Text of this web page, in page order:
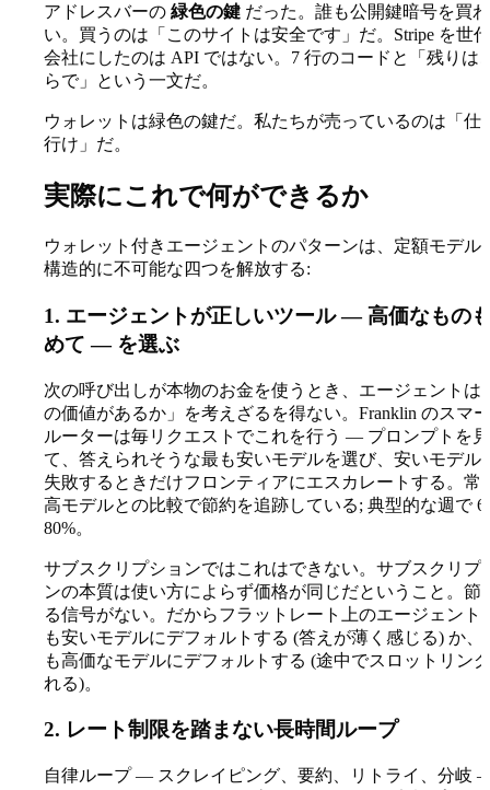
アドレスバーの 緑色の鍵 だった。誰も公開鍵暗号を買
い。買うのは「このサイトは安全です」だ。Stripe を世
会社にしたのは API ではない。7 行のコードと「残りは
らで」という一文だ。
ウォレットは緑色の鍵だ。私たちが売っているのは「仕
行け」だ。
実際にこれで何ができるか
ウォレット付きエージェントのパターンは、定額モデル
構造的に不可能な四つを解放する:
1. エージェントが正しいツール — 高価なもの
めて — を選ぶ
次の呼び出しが本物のお金を使うとき、エージェントは
の価値があるか」を考えざるを得ない。Franklin のスマ
ルーターは毎リクエストでこれを行う — プロンプトを見
て、答えられそうな最も安いモデルを選び、安いモデル
失敗するときだけフロンティアにエスカレートする。常
高モデルとの比較で節約を追跡している; 典型的な週で
80%。
サブスクリプションではこれはできない。サブスクリプ
ンの本質は使い方によらず価格が同じだということ。節
る信号がない。だからフラットレート上のエージェント
も安いモデルにデフォルトする (答えが薄く感じる) か、
も高価なモデルにデフォルトする (途中でスロットリン
れる)。
2. レート制限を踏まない長時間ループ
自律ループ — スクレイピング、要約、リトライ、分岐